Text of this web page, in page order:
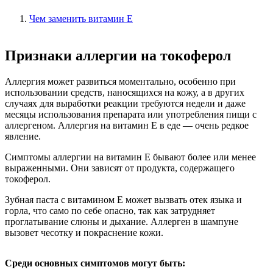
Чем заменить витамин Е
Признаки аллергии на токоферол
Аллергия может развиться моментально, особенно при
использовании средств, наносящихся на кожу, а в других
случаях для выработки реакции требуются недели и даже
месяцы использования препарата или употребления пищи с
аллергеном. Аллергия на витамин Е в еде — очень редкое
явление.
Симптомы аллергии на витамин Е бывают более или менее
выраженными. Они зависят от продукта, содержащего
токоферол.
Зубная паста с витамином Е может вызвать отек языка и
горла, что само по себе опасно, так как затрудняет
проглатывание слюны и дыхание. Аллерген в шампуне
вызовет чесотку и покраснение кожи.
Среди основных симптомов могут быть: